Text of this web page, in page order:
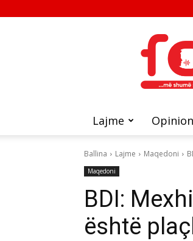
Lajme
Ballina Lajme Maqedoni
Maqedoni
BDI:
është